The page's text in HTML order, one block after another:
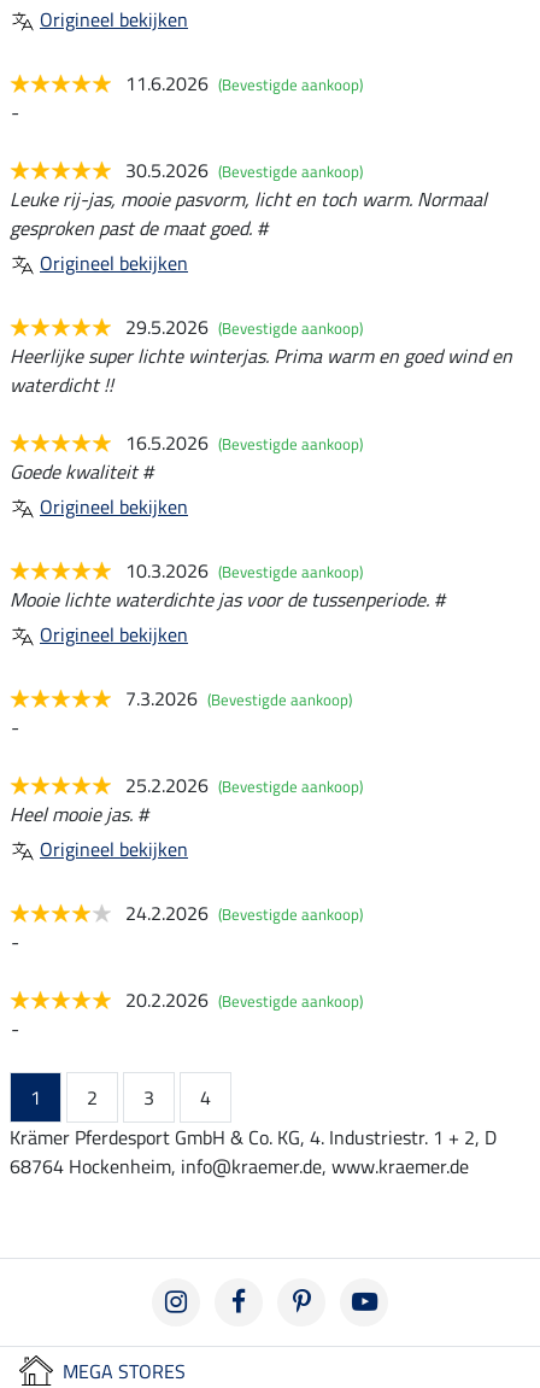
Origineel bekijken
11.6.2026 (Bevestigde aankoop)
-
30.5.2026 (Bevestigde aankoop)
Leuke rij-jas, mooie pasvorm, licht en toch warm. Normaal
gesproken past de maat goed. #
Origineel bekijken
29.5.2026 (Bevestigde aankoop)
Heerlijke super lichte winterjas. Prima warm en goed wind en
waterdicht !!
16.5.2026 (Bevestigde aankoop)
Goede kwaliteit #
Origineel bekijken
10.3.2026 (Bevestigde aankoop)
Mooie lichte waterdichte jas voor de tussenperiode. #
Origineel bekijken
7.3.2026 (Bevestigde aankoop)
-
25.2.2026 (Bevestigde aankoop)
Heel mooie jas. #
Origineel bekijken
24.2.2026 (Bevestigde aankoop)
-
20.2.2026 (Bevestigde aankoop)
-
1 2 3
4
Krämer Pferdesport GmbH & Co. KG, 4. Industriestr. 1 + 2, D
68764 Hockenheim, info@kraemer.de, www.kraemer.de
MEGA STORES